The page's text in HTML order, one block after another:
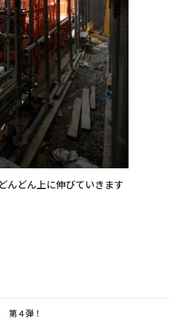
んどん上に伸びていきます
第４弾！